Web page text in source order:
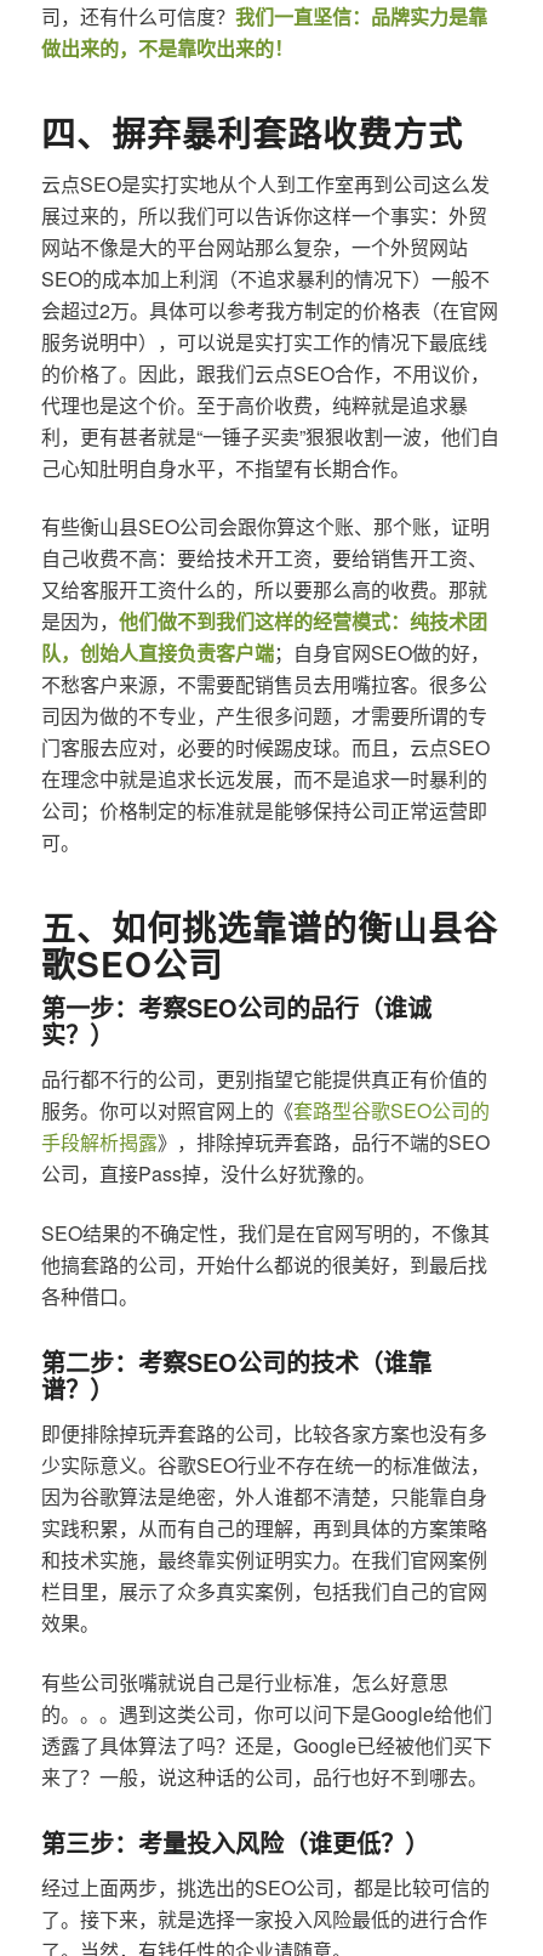
司，还有什么可信度？ 我们一直坚信：品牌实力是靠
做出来的，不是靠吹出来的！
四、摒弃暴利套路收费方式
云点SEO是实打实地从个人到工作室再到公司这么发
展过来的，所以我们可以告诉你这样一个事实：外贸
网站不像是大的平台网站那么复杂，一个外贸网站
SEO的成本加上利润（不追求暴利的情况下）一般不
会超过2万。具体可以参考我方制定的价格表（在官网
服务说明中），可以说是实打实工作的情况下最底线
的价格了。因此，跟我们云点SEO合作，不用议价，
代理也是这个价。至于高价收费，纯粹就是追求暴
利，更有甚者就是“一锤子买卖”狠狠收割一波，他们自
己心知肚明自身水平，不指望有长期合作。
有些衡山县SEO公司会跟你算这个账、那个账，证明
自己收费不高：要给技术开工资，要给销售开工资、
又给客服开工资什么的，所以要那么高的收费。那就
是因为， 他们做不到我们这样的经营模式：纯技术团
队，创始人直接负责客户端；自身官网SEO做的好，
不愁客户来源，不需要配销售员去用嘴拉客。很多公
司因为做的不专业，产生很多问题，才需要所谓的专
门客服去应对，必要的时候踢皮球。而且，云点SEO
在理念中就是追求长远发展，而不是追求一时暴利的
公司；价格制定的标准就是能够保持公司正常运营即
可。
五、如何挑选靠谱的衡山县谷
歌SEO公司
第一步：考察SEO公司的品行（谁诚
实？）
品行都不行的公司，更别指望它能提供真正有价值的
服务。你可以对照官网上的《套路型谷歌SEO公司的
手段解析揭露》，排除掉玩弄套路，品行不端的SEO
公司，直接Pass掉，没什么好犹豫的。
SEO结果的不确定性，我们是在官网写明的，不像其
他搞套路的公司，开始什么都说的很美好，到最后找
各种借口。
第二步：考察SEO公司的技术（谁靠
谱？）
即便排除掉玩弄套路的公司，比较各家方案也没有多
少实际意义。谷歌SEO行业不存在统一的标准做法，
因为谷歌算法是绝密，外人谁都不清楚，只能靠自身
实践积累，从而有自己的理解，再到具体的方案策略
和技术实施，最终靠实例证明实力。在我们官网案例
栏目里，展示了众多真实案例，包括我们自己的官网
效果。
有些公司张嘴就说自己是行业标准，怎么好意思
的。。。遇到这类公司，你可以问下是Google给他们
透露了具体算法了吗？还是，Google已经被他们买下
来了？一般，说这种话的公司，品行也好不到哪去。
第三步：考量投入风险（谁更低？）
经过上面两步，挑选出的SEO公司，都是比较可信的
了。接下来，就是选择一家投入风险最低的进行合作